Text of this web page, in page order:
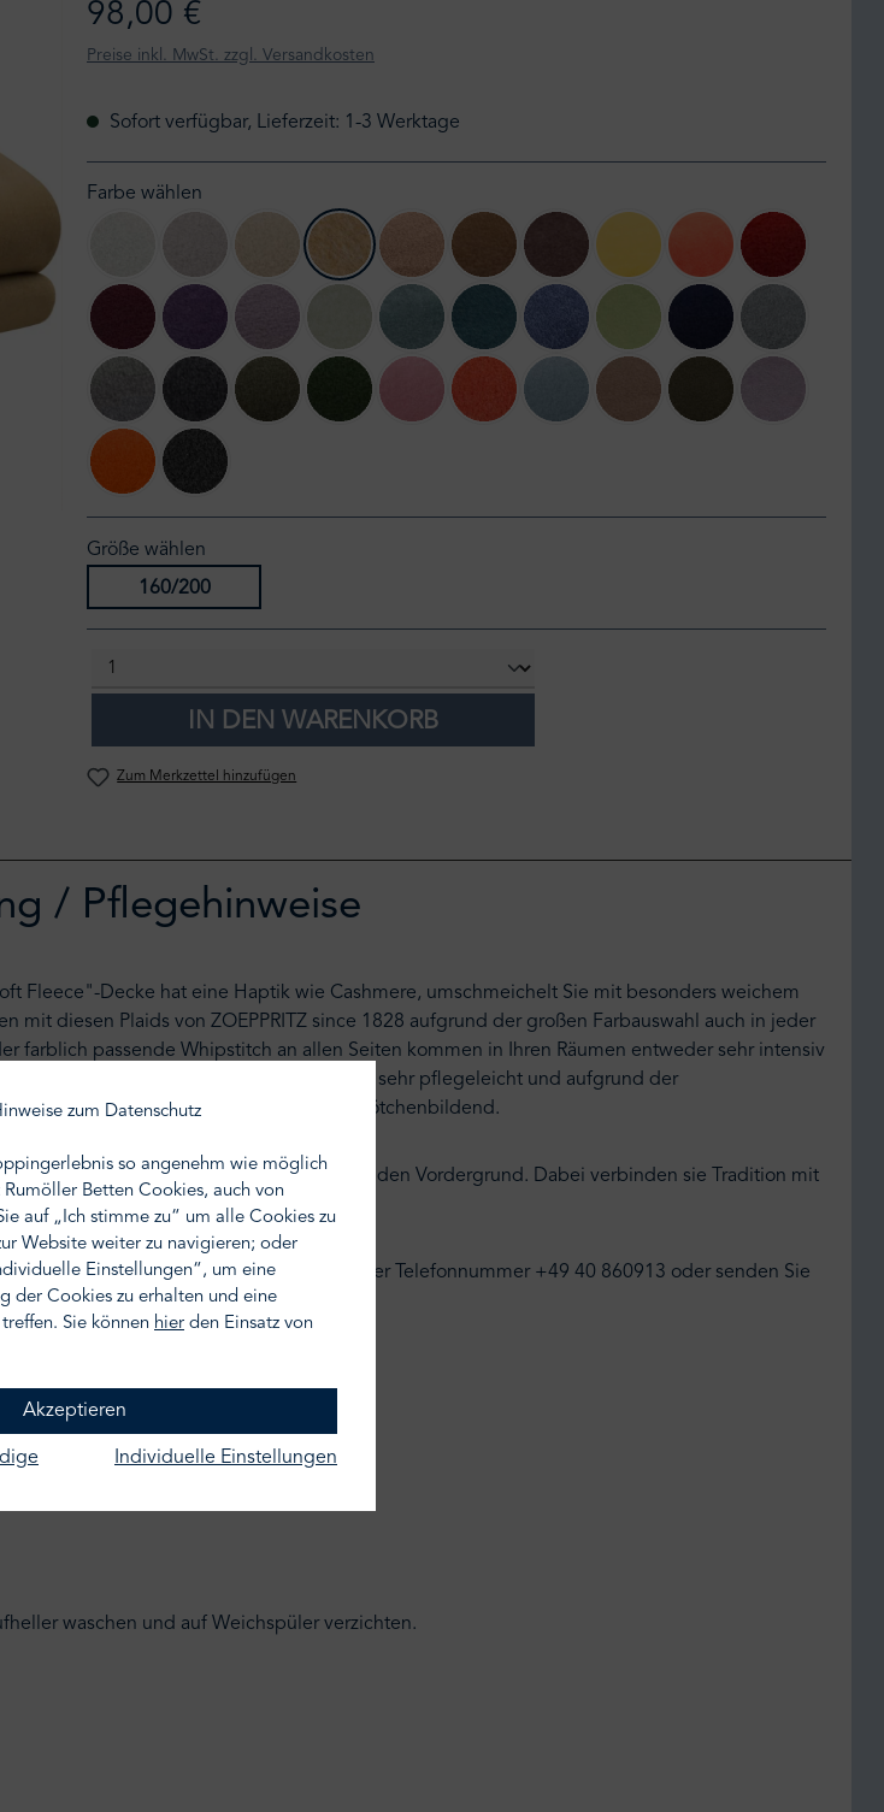
98,00 €
Preise inkl. MwSt. zzgl. Versandkosten
Sofort verfügbar, Lieferzeit: 1-3 Werktage
Farbe wählen
010 offwhite090 clay 020 creme810 camel040 sand 815 sahara880 dark brown
160 curry 235 coral 290 rust
390 wine 490 aubergine405 pale lavender
620 milky green
545 denim795 dark ocean
540 indigo650 green595 dark marina935 titanium
920 light grey meliert
940 medium grey meliert
681 olive branch661 dark jade321 dusky pink265 papaya520 azur 840 smoke690 bottle green
435 misty
245 amber960 anthrazit meliert
Größe wählen
160/200
IN DEN WARENKORB
Zum Merkzettel hinzufügen
/ Pflegehinweise
Fleece"-Decke hat eine Haptik wie Cashmere, umschmeichelt Sie mit besonders weichem
diesen Plaids von ZOEPPRITZ since 1828 aufgrund der großen Farbauswahl auch in jeder
farblich passende Whipstitch an allen Seiten kommen in Ihren Räumen entweder sehr intensiv
Tag: wärmend, super weich und vor allem sehr pflegeleicht und aufgrund der
sind sie sogar noch antistatisch, nicht knötchenbildend.
allem die Qualität bei seinen Produkten in den Vordergrund. Dabei verbinden sie Tradition mit
Sie gern Kontakt zu uns auf unter der Telefonnummer +49 40 860913 oder senden Sie
waschen und auf Weichspüler verzichten.
zum Datenschutz
so angenehm wie möglich
Betten Cookies, auch von
auf „Ich stimme zu“ um alle Cookies zu
Website weiter zu navigieren; oder
Einstellungen“, um eine
der Cookies zu erhalten und eine
Sie können hier den Einsatz von
Akzeptieren
Individuelle Einstellungen